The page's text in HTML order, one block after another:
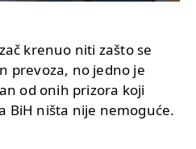
krenuo niti zašto se
prevoza, no jedno je
od onih prizora koji
BiH ništa nije nemoguće.